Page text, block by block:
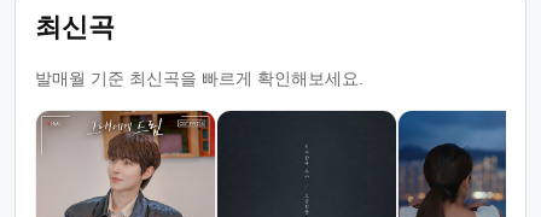
최신곡
발매월 기준 최신곡을 빠르게 확인해보세요.